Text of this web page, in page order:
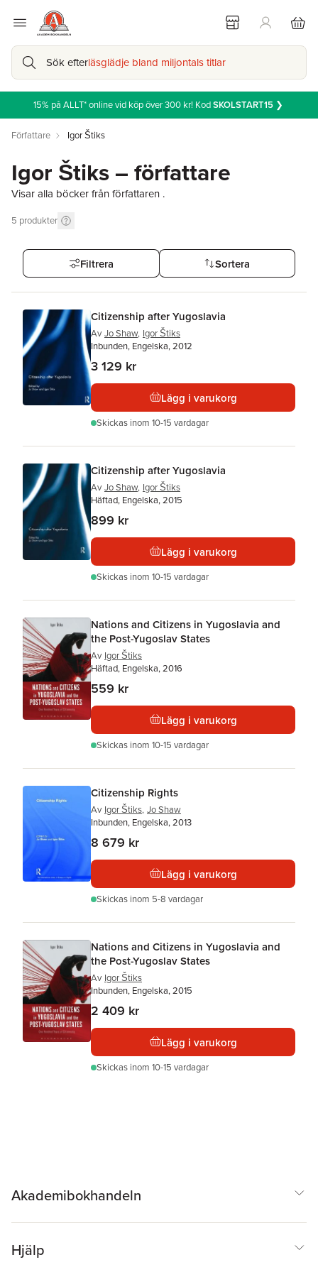
Sök efterläsglädje bland miljontals titlar
15% på ALLT* online vid köp över 300 kr! KodSKOLSTART15❯
Författare Igor Štiks
Igor Štiks – författare
Visar alla böcker från författaren .
5 produkter
Filtrera Sortera
Citizenship after Yugoslavia
Av Jo Shaw, Igor Štiks
Inbunden, Engelska, 2012
3 129 kr
Lägg i varukorg
Skickas inom 10-15 vardagar
Citizenship after Yugoslavia
Av Jo Shaw, Igor Štiks
Häftad, Engelska, 2015
899 kr
Lägg i varukorg
Skickas inom 10-15 vardagar
Nations and Citizens in Yugoslavia and
the Post-Yugoslav States
Av Igor Štiks
Häftad, Engelska, 2016
559 kr
Lägg i varukorg
Skickas inom 10-15 vardagar
Citizenship Rights
Av Igor Štiks, Jo Shaw
Inbunden, Engelska, 2013
8 679 kr
Lägg i varukorg
Skickas inom 5-8 vardagar
Nations and Citizens in Yugoslavia and
the Post-Yugoslav States
Av Igor Štiks
Inbunden, Engelska, 2015
2 409 kr
Lägg i varukorg
Skickas inom 10-15 vardagar
Akademibokhandeln
Hjälp